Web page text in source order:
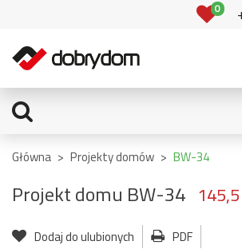
0
Główna > Projekty domów > BW-34
Projekt domu BW-34
Dodaj do ulubionych
PDF